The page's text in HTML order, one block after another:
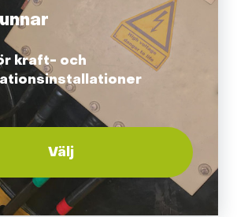
kraft- och
Välj